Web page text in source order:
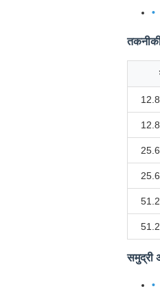
तकनीकी
समुद्री